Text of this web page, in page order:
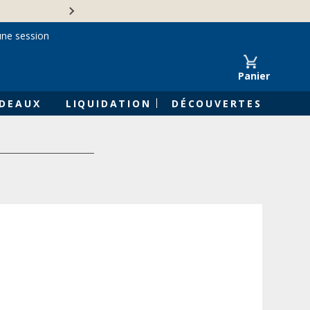
Panier
LIQUIDATION DÉCOUVERTES
session